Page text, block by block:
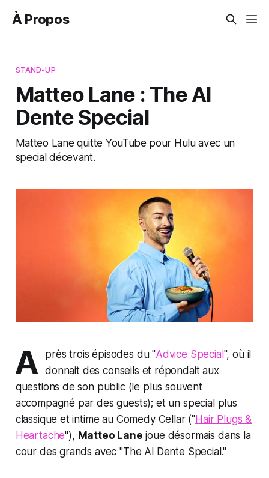
À Propos
STAND-UP
Matteo Lane : The Al
Dente Special
Matteo Lane quitte YouTube pour Hulu avec un
special décevant.
A près trois épisodes du "Advice Special ", où il
donnait des conseils et répondait aux
questions de son public (le plus souvent
accompagné par des guests); et un special plus
classique et intime au Comedy Cellar ("Hair Plugs &
Heartache"), Matteo Lane joue désormais dans la
cour des grands avec "The Al Dente Special ."